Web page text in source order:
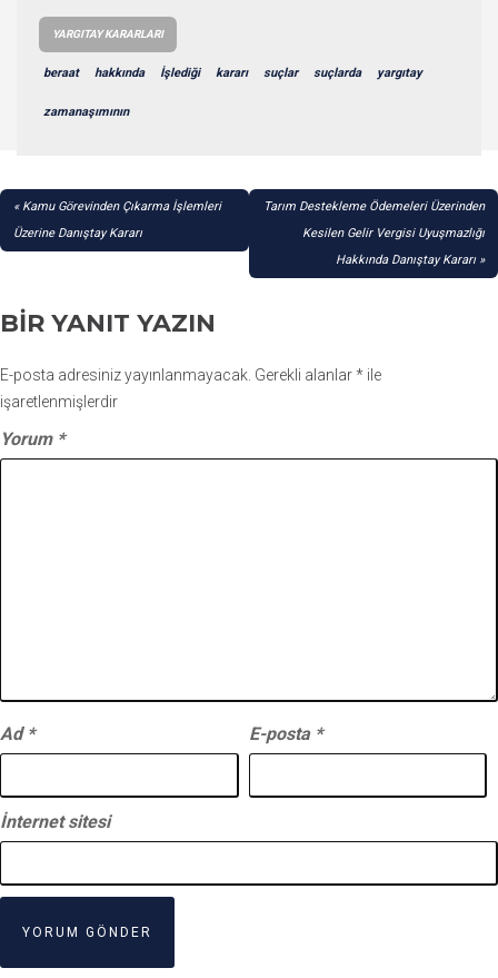
YARGITAY KARARLARI
beraat hakkında İşlediği kararı suçlar suçlarda yargıtay
zamanaşımının
YAZI
GEZINMESI
Kamu Görevinden Çıkarma İşlemleri
Üzerine Danıştay Kararı
Tarım Destekleme Ödemeleri Üzerinden
Kesilen Gelir Vergisi Uyuşmazlığı
Hakkında Danıştay Kararı
BIR YANIT YAZIN
E-posta adresiniz yayınlanmayacak. Gerekli alanlar* ile
işaretlenmişlerdir
Yorum *
Ad * E-posta *
İnternet sitesi